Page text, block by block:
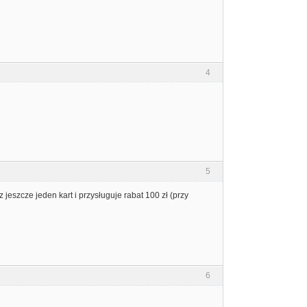
4
5
jeden kart i przysługuje rabat 100 zł (przy
6